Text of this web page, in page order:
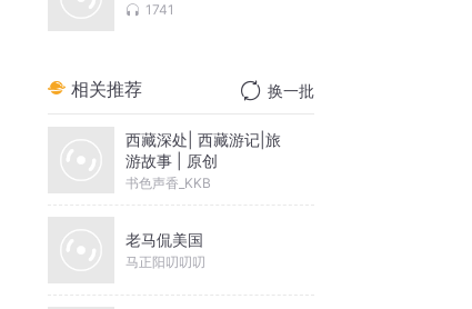
1741
相关推荐 换一批
西藏深处| 西藏游记|旅
游故事 | 原创
书色声香_KKB
老马侃美国
马正阳叨叨叨